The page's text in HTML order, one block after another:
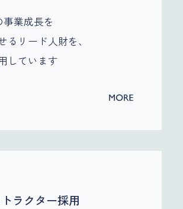
事業成長を
るリード人財を、
しています
ラクター採用